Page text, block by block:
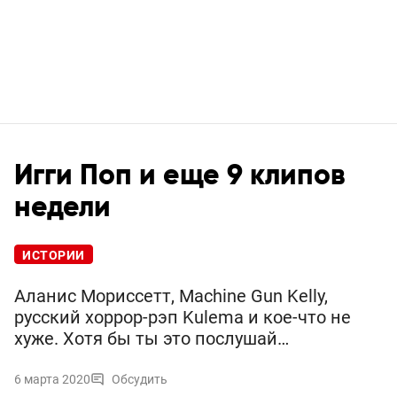
Игги Поп и еще 9 клипов
недели
ИСТОРИИ
Аланис Мориссетт, Machine Gun Kelly,
русский хоррор-рэп Kulema и кое-что не
хуже. Хотя бы ты это послушай…
6 марта 2020 Обсудить